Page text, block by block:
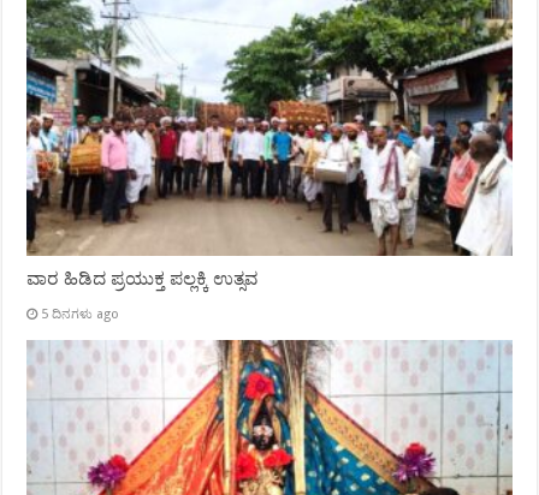
ವಾರ ಹಿಡಿದ ಪ್ರಯುಕ್ತ ಪಲ್ಲಕ್ಕಿ ಉತ್ಸವ
5 ದಿನಗಳು ago